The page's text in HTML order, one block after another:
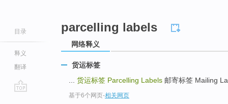
目录
释义
翻译
parcelling labels
网络释义
货运标签
货运标签 Parcelling Labels 邮寄标签 Mailing
基于6个网页-相关网页